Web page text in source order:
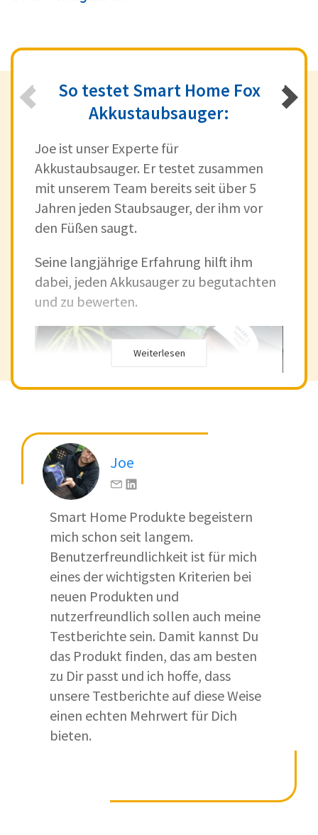
So testet Smart Home Fox
Akkustaubsauger:
Joe ist unser Experte für
Akkustaubsauger. Er testet zusammen
mit unserem Team bereits seit über 5
Jahren jeden Staubsauger, der ihm vor
den Füßen saugt.
Seine langjährige Erfahrung hilft ihm
dabei, jeden Akkusauger zu begutachten
und zu bewerten.
Da unser Team mittlerweile unzählige
Staubsauger auf Herz und Nieren geprüft
und mit der Konkurrenz verglichen hat,
liefern Dir unsere Testberichte eine
ausführliche und unabhängige Beratung.
Mehr über das Smart Home Fox Team
erfährst Du auf der "
Über uns Seite
Die Grundlage für unsere Bewertung
bildet immer unser standardisierter
Praxistest.
Weiterlesen
Joe
Smart Home Produkte begeistern
mich schon seit langem.
Benutzerfreundlichkeit ist für mich
eines der wichtigsten Kriterien bei
neuen Produkten und
nutzerfreundlich sollen auch meine
Testberichte sein. Damit kannst Du
das Produkt finden, das am besten
zu Dir passt und ich hoffe, dass
unsere Testberichte auf diese Weise
einen echten Mehrwert für Dich
bieten.